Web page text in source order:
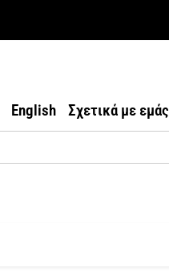
English Σχετικά με εμάς